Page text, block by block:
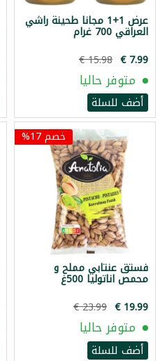
عرض 1+1 مجانا طحينة راشي
العراقي 700 غرام
متوفر حاليا
أضف للسلة
خصم 17%
فستق عنتابي مملح و
محمص اناتوليا 500غ
متوفر حاليا
أضف للسلة